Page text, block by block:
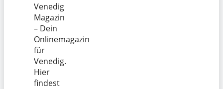
Venedig
Magazin
– Dein
Onlinemagazin
für
Venedig.
Hier
findest